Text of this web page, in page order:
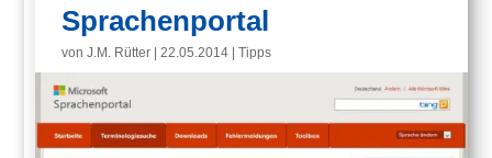
Sprachenportal
vonJ.M. Rütter |22.05.2014 |Tipps